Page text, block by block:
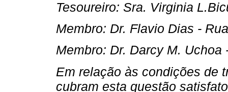
Tesoureiro: Sra. Virginia
Membro: Dr. Flavio Dias -
Membro: Dr. Darcy M.
Em relação às condições de
cubram esta questão